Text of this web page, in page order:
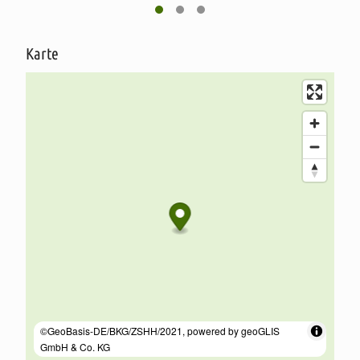
komplette Haus mit Insektenschutzgittern ausgestattet. Gerne
Im Erdgeschoss, das komplett mit einer Fußbodenheizung
ein sonnendurchflutetes Wohnzimmer mit Sitzecke, Kamin,
einen Hauswirtschaftsraum imit Waschmaschine, Trockner
können.
Baby- und Kinderbett (auf Anfrage).
ein Bad mit Badewanne, Waschbecken und WC
Karte